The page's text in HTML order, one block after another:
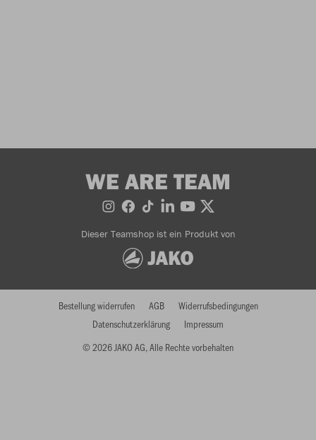
WE ARE TEAM
Dieser Teamshop ist ein Produkt von
© 2026 JAKO AG, Alle Rechte vorbehalten
Bestellung widerrufen AGB
Widerrufsbedingungen
Datenschutzerklärung
Impressum